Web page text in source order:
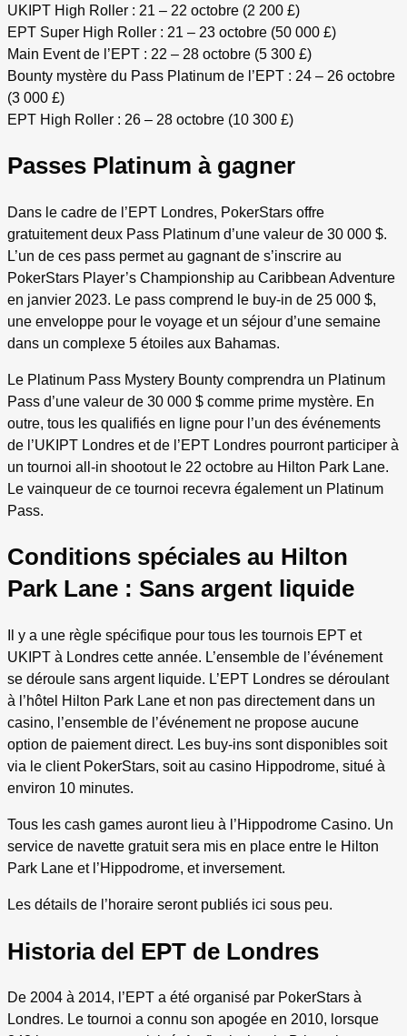
UKIPT High Roller : 21 – 22 octobre (2 200 £)
EPT Super High Roller : 21 – 23 octobre (50 000 £)
Main Event de l’EPT : 22 – 28 octobre (5 300 £)
Bounty mystère du Pass Platinum de l’EPT : 24 – 26 octobre
(3 000 £)
EPT High Roller : 26 – 28 octobre (10 300 £)
Passes Platinum à gagner
Dans le cadre de l’EPT Londres, PokerStars offre
gratuitement deux Pass Platinum d’une valeur de 30 000 $.
L’un de ces pass permet au gagnant de s’inscrire au
PokerStars Player’s Championship au Caribbean Adventure
en janvier 2023. Le pass comprend le buy-in de 25 000 $,
une enveloppe pour le voyage et un séjour d’une semaine
dans un complexe 5 étoiles aux Bahamas.
Le Platinum Pass Mystery Bounty comprendra un Platinum
Pass d’une valeur de 30 000 $ comme prime mystère. En
outre, tous les qualifiés en ligne pour l’un des événements
de l’UKIPT Londres et de l’EPT Londres pourront participer à
un tournoi all-in shootout le 22 octobre au Hilton Park Lane.
Le vainqueur de ce tournoi recevra également un Platinum
Pass.
Conditions spéciales au Hilton
Park Lane : Sans argent liquide
Il y a une règle spécifique pour tous les tournois EPT et
UKIPT à Londres cette année. L’ensemble de l’événement
se déroule sans argent liquide. L’EPT Londres se déroulant
à l’hôtel Hilton Park Lane et non pas directement dans un
casino, l’ensemble de l’événement ne propose aucune
option de paiement direct. Les buy-ins sont disponibles soit
via le client PokerStars, soit au casino Hippodrome, situé à
environ 10 minutes.
Tous les cash games auront lieu à l’Hippodrome Casino. Un
service de navette gratuit sera mis en place entre le Hilton
Park Lane et l’Hippodrome, et inversement.
Les détails de l’horaire seront publiés ici sous peu.
Historia del EPT de Londres
De 2004 à 2014, l’EPT a été organisé par PokerStars à
Londres. Le tournoi a connu son apogée en 2010, lorsque